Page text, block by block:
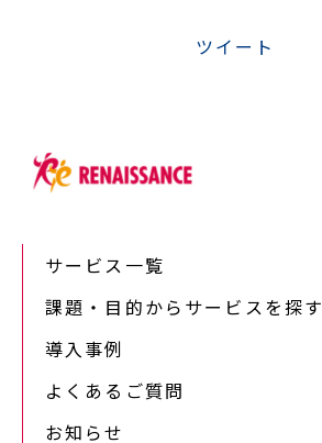
ツイート
サービス一覧
課題・目的からサービスを探す
導入事例
よくあるご質問
お知らせ